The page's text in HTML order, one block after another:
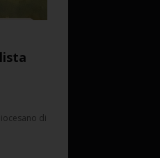
di